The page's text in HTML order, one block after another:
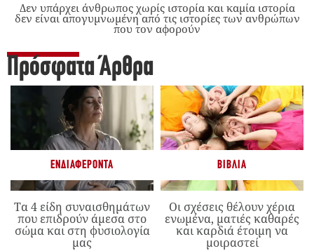
Δεν υπάρχει άνθρωπος χωρίς ιστορία και καμία ιστορία
δεν είναι απογυμνωμένη από τις ιστορίες των ανθρώπων
που τον αφορούν
Πρόσφατα Άρθρα
ΕΝΔΙΑΦΈΡΟΝΤΑ
Τα 4 είδη συναισθημάτων
που επιδρούν άμεσα στο
σώμα και στη φυσιολογία
μας
ΒΙΒΛΊΑ
Οι σχέσεις θέλουν χέρια
ενωμένα, ματιές καθαρές
και καρδιά έτοιμη να
μοιραστεί